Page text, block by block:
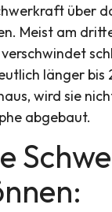
über
Meist am
länger bis
wird sie
abgebaut.